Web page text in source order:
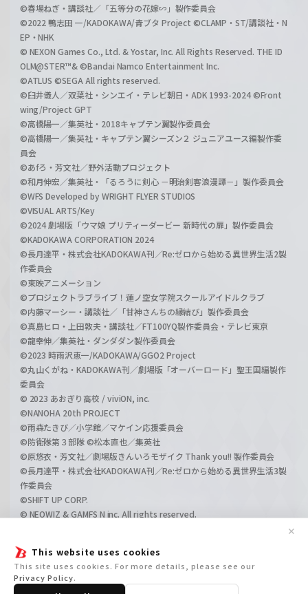
This website uses cookies
This site uses cookies. For more details, please see our
Privacy Policy.
✕
©春場ねぎ・講談社／「五等分の花嫁∽」製作委員会
©2022 鴨志田 一/KADOKAWA/青ブタ Project ©CLAMP・ST/講談社・N
EP・NHK
© NEXON Games Co., Ltd. & Yostar, Inc. All Rights Reserved. THE ID
OLM@STER™& ©Bandai Namco Entertainment Inc.
©ATLUS ©SEGA All rights reserved.
©臼井儀人／双葉社・シンエイ・テレビ朝日・ADK 1993-2024 ©Front
wing/Project GPT
©高橋陽一／集英社・2018キャプテン翼製作委員会
©高橋陽一／集英社・キャプテン翼シーズン２ ジュニアユース編製作委
員会
©あfろ・芳文社／野外活動プロジェクト
©和月伸宏／集英社・「るろうに剣心 －明治剣客浪漫譚－」製作委員会
©WFS Developed by WRIGHT FLYER STUDIOS
©VISUAL ARTS/Key
©2024 劇場版「ウマ娘 プリティーダービー 新時代の扉」製作委員会
©KADOKAWA CORPORATION 2024
©長月達平・株式会社KADOKAWA刊／Re:ゼロから始める異世界生活2製
作委員会
©東映アニメーション
©プロジェクトラブライブ！蓮ノ空女学院スクールアイドルクラブ
©内藤マーシー・講談社／「甘神さんちの縁結び」製作委員会
©真島ヒロ・上田敦夫・講談社／FT100YQ製作委員会・テレビ東京
©龍幸伸／集英社・ダンダダン製作委員会
©2023 時雨沢恵一/KADOKAWA/GGO2 Project
©丸山くがね・KADOKAWA刊／劇場版「オーバーロード」聖王国編製作
委員会
© 2023 あおぎり高校 / viviON, inc.
©NANOHA 20th PROJECT
©雨森たきび／小学館／マケイン応援委員会
©防衛隊第３部隊 ©松本直也／集英社
©原悠衣・芳文社／劇場版きんいろモザイク Thank you!! 製作委員会
©長月達平・株式会社KADOKAWA刊／Re:ゼロから始める異世界生活3製
作委員会
©SHIFT UP CORP.
© NEOWIZ & GAMFS N inc. All rights reserved.
©GIRLS und PANZER Film Projekt
©GIRLS und PANZER Finale Projekt